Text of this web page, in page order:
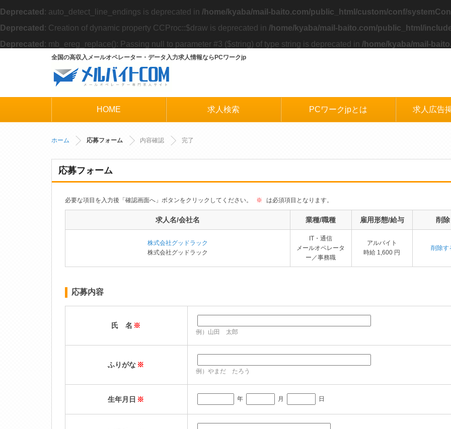
Deprecated : auto_detect_line_endings is deprecated in /home/kyaba/mail-baito.com/public_html/custom/conf/
Deprecated : Creation of dynamic property CCProc::$draw is deprecated in /home/kyaba/mail-baito.com/public_html/
Deprecated : mb_ereg_replace(): Passing null to parameter #3 ($string) of type string is deprecated in /home/kyaba/mail-
全国の高収入メールオペレーター・データ入力求人情報ならPCワークjp
HOME 求人検索 PCワークjpとは 求人広告
ホーム 応募フォーム 内容確認 完了
応募フォーム
必要な項目を入力後「確認画面へ」ボタンをクリックしてください。 ※ は必須項目となります。
求人名/会社名 業種/職種 雇用形態/給与 削除
株式会社グッドラック
株式会社グッドラック
IT・通信
メールオペレータ
ー／事務職
アルバイト
時給 1,600 円
削除す
応募内容
氏 名 ※
例）山田 太郎
ふりがな ※
例）やまだ たろう
生年月日 ※ 年 月 日